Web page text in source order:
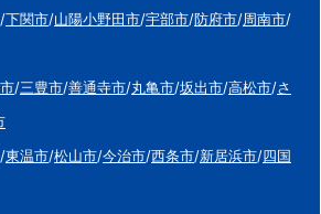
/下関市/山陽小野田市/宇部市/防府市/周南市/
/三豊市/善通寺市/丸亀市/坂出市/高松市/さ
/東温市/松山市/今治市/西条市/新居浜市/四国